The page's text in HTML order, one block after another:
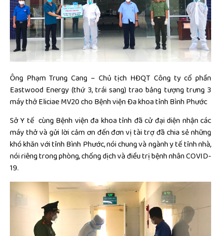
Ông Phạm Trung Cang – Chủ tịch HĐQT Công ty cổ phần
Eastwood Energy (thứ 3, trái sang) trao bảng tượng trưng 3
máy thở Eliciae MV20 cho Bệnh viện Đa khoa tỉnh Bình Phước
Sở Y tế cùng Bệnh viện đa khoa tỉnh đã cử đại diện nhận các
máy thở và gửi lời cảm ơn đến đơn vị tài trợ đã chia sẻ những
khó khăn với tỉnh Bình Phước, nói chung và ngành y tế tỉnh nhà,
nói riêng trong phòng, chống dịch và điều trị bệnh nhân COVID-
19.